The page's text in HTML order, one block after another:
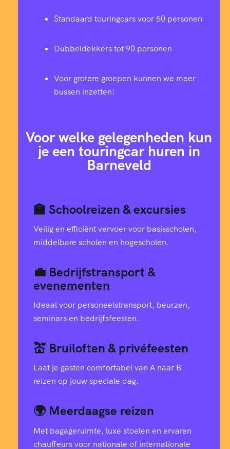
Standaard touringcars voor 50 personen
Dubbeldekkers tot 90 personen
Voor grotere groepen kunnen we meer
bussen inzetten!
Voor welke gelegenheden kun
je een touringcar huren in
Barneveld
🏫 Schoolreizen & excursies
Veilig en efficiënt vervoer voor basisscholen,
middelbare scholen en hogescholen.
💼 Bedrijfstransport &
evenementen
Ideaal voor personeelstransport, beurzen,
seminars en bedrijfsfeesten.
💒 Bruiloften & privéfeesten
Laat je gasten comfortabel van A naar B
reizen op jouw speciale dag.
🌍 Meerdaagse reizen
Met bagageruimte, luxe stoelen en ervaren
chauffeurs voor nationale of internationale
0
1
3
6
5
4
2
1
0
9
8
7
6
4
3
2
0
8
5
9
7
4
1
8
6
3
0
7
4
2
0
8
3
1
9
7
5
3
1
9
7
5
0
2
5
1
6
9
2
4
7
0
3
6
6
0
3
1
8
2
9
2
6
3
0
6
8
4
7
3
9
5
1
7
3
9
0
0
2
2
4
4
5
6
7
7
8
9